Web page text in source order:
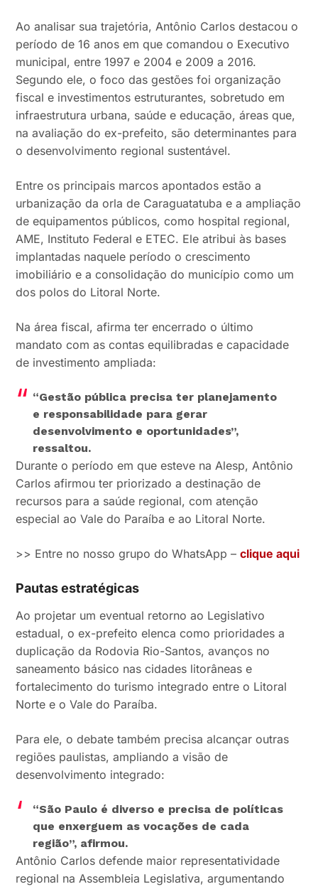
Ao analisar sua trajetória, Antônio Carlos destacou o
período de 16 anos em que comandou o Executivo
municipal, entre 1997 e 2004 e 2009 a 2016.
Segundo ele, o foco das gestões foi organização
fiscal e investimentos estruturantes, sobretudo em
infraestrutura urbana, saúde e educação, áreas que,
na avaliação do ex-prefeito, são determinantes para
o desenvolvimento regional sustentável.
Entre os principais marcos apontados estão a
urbanização da orla de Caraguatatuba e a ampliação
de equipamentos públicos, como hospital regional,
AME, Instituto Federal e ETEC. Ele atribui às bases
implantadas naquele período o crescimento
imobiliário e a consolidação do município como um
dos polos do Litoral Norte.
Na área fiscal, afirma ter encerrado o último
mandato com as contas equilibradas e capacidade
de investimento ampliada:
“Gestão pública precisa ter planejamento
e responsabilidade para gerar
desenvolvimento e oportunidades”,
ressaltou.
Durante o período em que esteve na Alesp, Antônio
Carlos afirmou ter priorizado a destinação de
recursos para a saúde regional, com atenção
especial ao Vale do Paraíba e ao Litoral Norte.
>> Entre no nosso grupo do WhatsApp –clique aqui
Pautas estratégicas
Ao projetar um eventual retorno ao Legislativo
estadual, o ex-prefeito elenca como prioridades a
duplicação da Rodovia Rio-Santos, avanços no
saneamento básico nas cidades litorâneas e
fortalecimento do turismo integrado entre o Litoral
Norte e o Vale do Paraíba.
Para ele, o debate também precisa alcançar outras
regiões paulistas, ampliando a visão de
desenvolvimento integrado:
“São Paulo é diverso e precisa de políticas
que enxerguem as vocações de cada
região”, afirmou.
Antônio Carlos defende maior representatividade
regional na Assembleia Legislativa, argumentando